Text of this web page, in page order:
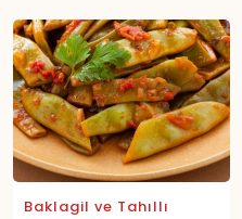
Baklagil ve Tahıllı